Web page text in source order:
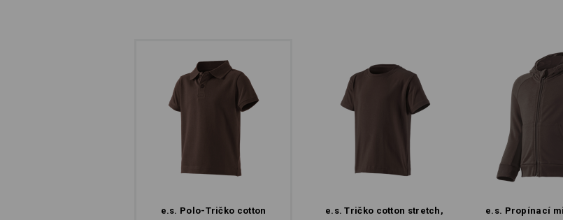
Perte v pračce
Sušte v
Nečistěte
e.s. Polo-Tričko cotton
e.s. Tričko cotton stretch,
e.s. Propínací